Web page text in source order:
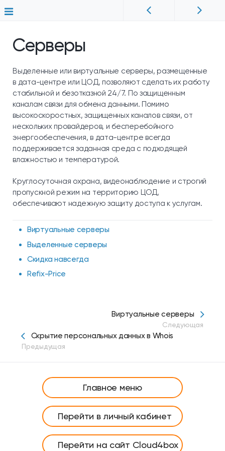
Серверы
Выделенные или виртуальные серверы, размещенные
в дата-центре или ЦОД, позволяют сделать их работу
стабильной и безотказной 24/7. По защищенным
каналам связи для обмена данными. Помимо
высокоскоростных, защищенных каналов связи, от
нескольких провайдеров, и бесперебойного
энергообеспечения, в дата-центре всегда
поддерживается заданная среда с подходящей
влажностью и температурой.
Круглосуточная охрана, видеонаблюдение и строгий
пропускной режим на территорию ЦОД,
обеспечивают надежную защиту доступа к услугам.
Виртуальные серверы
Выделенные серверы
Скидка навсегда
Refix-Price
Скрытие персональных данных в Whois
Предыдущая
Виртуальные серверы
Следующая
Главное меню
Перейти в личный кабинет
Перейти на сайт Cloud4box